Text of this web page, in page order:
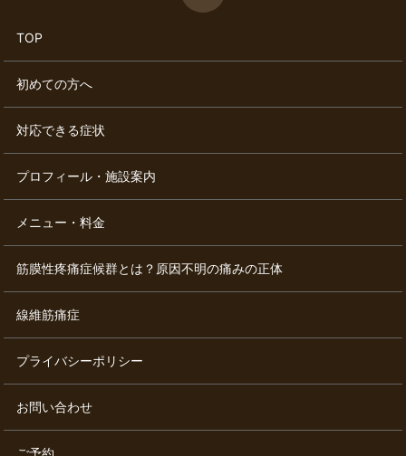
TOP
初めての方へ
対応できる症状
プロフィール・施設案内
メニュー・料金
筋膜性疼痛症候群とは？原因不明の痛みの正体
線維筋痛症
プライバシーポリシー
お問い合わせ
ご予約